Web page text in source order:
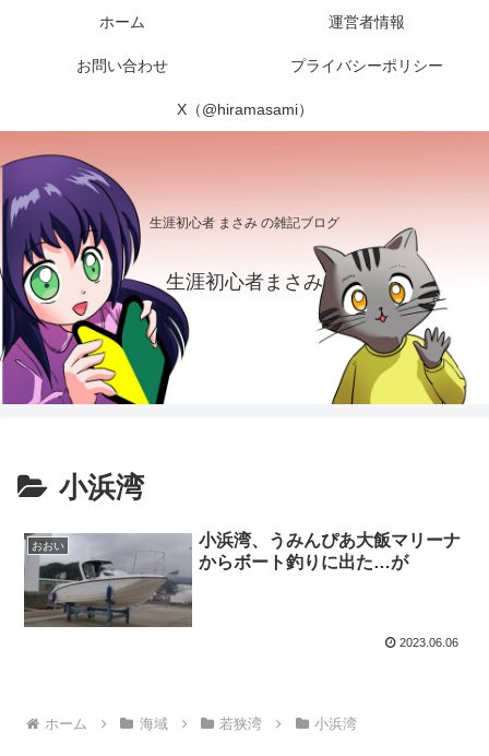
生涯初心者 まさみ の雑記ブログ
生涯初心者まさみ
ホーム 運営者情報
お問い合わせ プライバシーポリシー
X（@hiramasami）
小浜湾
おおい
小浜湾、うみんぴあ大飯マリーナ
からボート釣りに出た…が
2023.06.06
ホーム 海域 若狭湾 小浜湾